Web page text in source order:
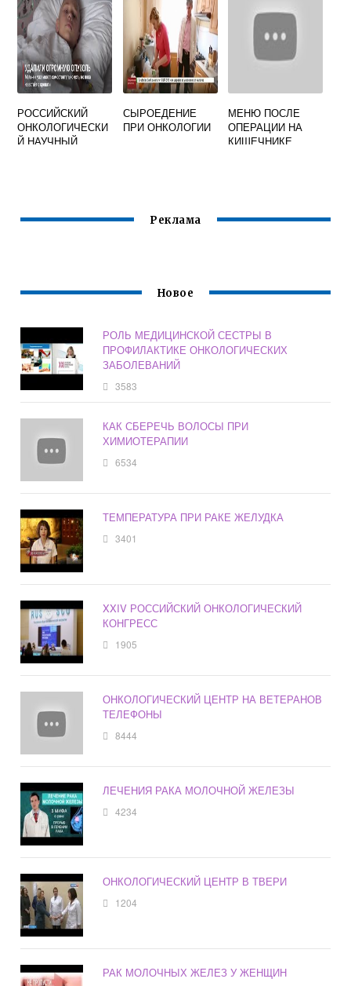
РОССИЙСКИЙ
ОНКОЛОГИЧЕСКИ
Й НАУЧНЫЙ
СЫРОЕДЕНИЕ
ПРИ ОНКОЛОГИИ
МЕНЮ ПОСЛЕ
ОПЕРАЦИИ НА
КИШЕЧНИКЕ
Реклама
Новое
РОЛЬ МЕДИЦИНСКОЙ СЕСТРЫ В
ПРОФИЛАКТИКЕ ОНКОЛОГИЧЕСКИХ
ЗАБОЛЕВАНИЙ
3583
КАК СБЕРЕЧЬ ВОЛОСЫ ПРИ
ХИМИОТЕРАПИИ
6534
ТЕМПЕРАТУРА ПРИ РАКЕ ЖЕЛУДКА
3401
XXIV РОССИЙСКИЙ ОНКОЛОГИЧЕСКИЙ
КОНГРЕСС
1905
ОНКОЛОГИЧЕСКИЙ ЦЕНТР НА ВЕТЕРАНОВ
ТЕЛЕФОНЫ
8444
ЛЕЧЕНИЯ РАКА МОЛОЧНОЙ ЖЕЛЕЗЫ
4234
ОНКОЛОГИЧЕСКИЙ ЦЕНТР В ТВЕРИ
1204
РАК МОЛОЧНЫХ ЖЕЛЕЗ У ЖЕНЩИН